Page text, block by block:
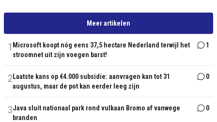
Meer artikelen
1 Microsoft koopt nóg eens 37,5 hectare Nederland terwijl het
stroomnet uit zijn voegen barst!
1
2 Laatste kans op €4.000 subsidie: aanvragen kan tot 31
augustus, maar de pot kan eerder leeg zijn
0
3Java sluit nationaal park rond vulkaan Bromo af vanwege
branden
0